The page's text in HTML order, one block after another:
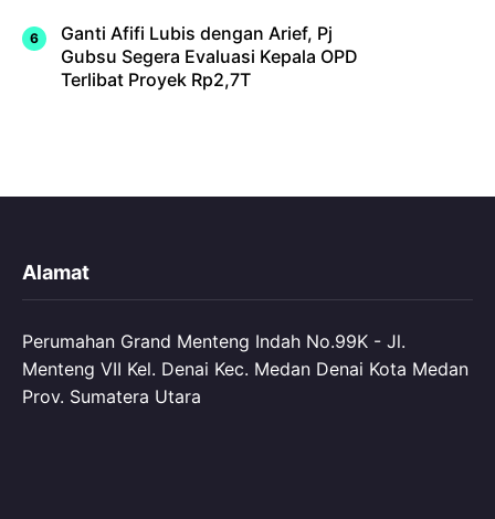
Ganti Afifi Lubis dengan Arief, Pj
Gubsu Segera Evaluasi Kepala OPD
Terlibat Proyek Rp2,7T
Alamat
Perumahan Grand Menteng Indah No.99K - Jl.
Menteng VII Kel. Denai Kec. Medan Denai Kota Medan
Prov. Sumatera Utara